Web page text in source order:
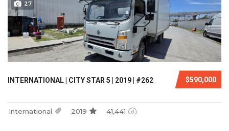
27
$590,000
INTERNATIONAL | CITY STAR 5 | 2019 | #262
International 2019 41,441